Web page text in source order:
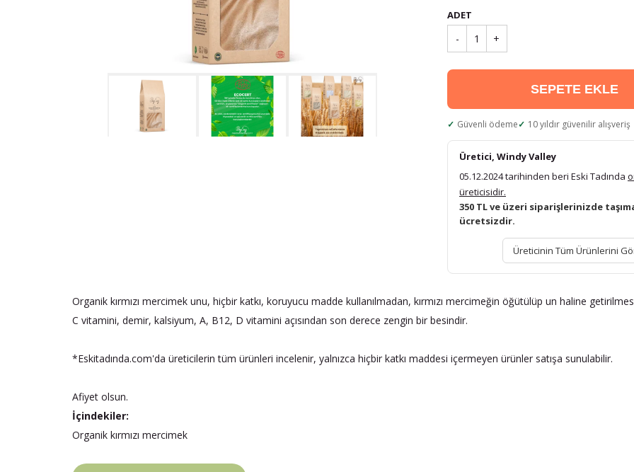
ADET
- 1 +
SEPETE EKLE
Güvenli ödeme 10 yıldır güvenilir alışveriş
Üretici, Windy Valley
05.12.2024 tarihinden beri Eski Tadında
üreticisidir.
350 TL ve üzeri siparişlerinizde
ücretsizdir.
Üreticinin Tüm Ürünlerini
Organik kırmızı mercimek unu, hiçbir katkı, koruyucu madde kullanılmadan, kırmızı mercimeğin öğütülüp un haline
C vitamini, demir, kalsiyum, A, B12, D vitamini açısından son derece zengin bir besindir.
*Eskitadında.com'da üreticilerin tüm ürünleri incelenir, yalnızca hiçbir katkı maddesi içermeyen ürünler satışa sunulabilir.
Afiyet olsun.
İçindekiler:
Organik kırmızı mercimek